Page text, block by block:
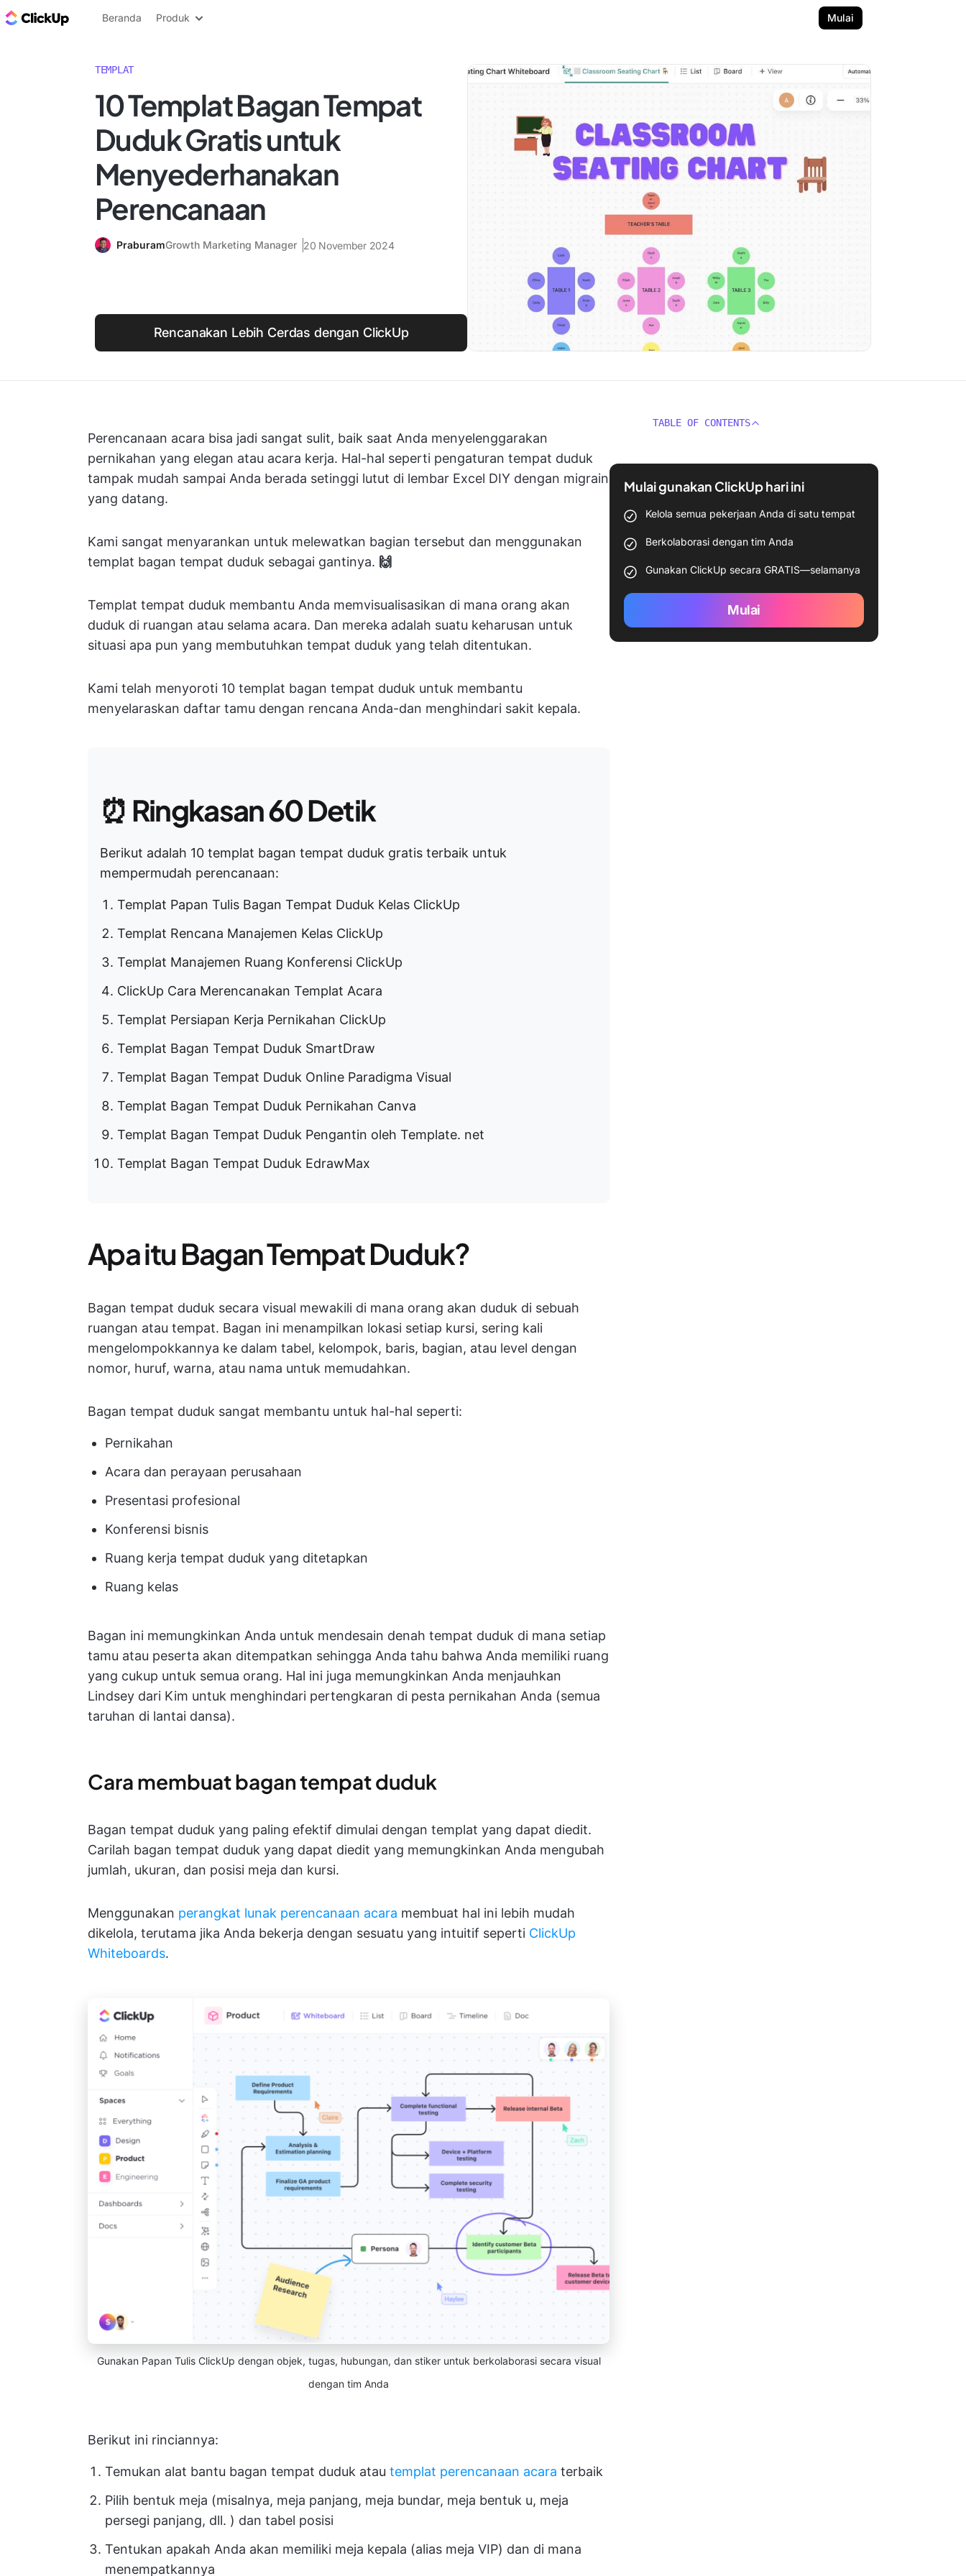
Blog ClickUp
Beranda Produk Mulai
TEMPLAT
10 Templat Bagan Tempat
Duduk Gratis untuk
Menyederhanakan
Perencanaan
PraburamGrowth Marketing Manager 20 November 2024
Rencanakan Lebih Cerdas dengan ClickUp
Perencanaan acara bisa jadi sangat sulit, baik saat Anda menyelenggarakan
pernikahan yang elegan atau acara kerja. Hal-hal seperti pengaturan tempat duduk
tampak mudah sampai Anda berada setinggi lutut di lembar Excel DIY dengan migrain
yang datang.
Kami sangat menyarankan untuk melewatkan bagian tersebut dan menggunakan
templat bagan tempat duduk sebagai gantinya. 🙌
Templat tempat duduk membantu Anda memvisualisasikan di mana orang akan
duduk di ruangan atau selama acara. Dan mereka adalah suatu keharusan untuk
situasi apa pun yang membutuhkan tempat duduk yang telah ditentukan.
Kami telah menyoroti 10 templat bagan tempat duduk untuk membantu
menyelaraskan daftar tamu dengan rencana Anda-dan menghindari sakit kepala.
⏰ Ringkasan 60 Detik
Berikut adalah 10 templat bagan tempat duduk gratis terbaik untuk
mempermudah perencanaan:
Templat Papan Tulis Bagan Tempat Duduk Kelas ClickUp
Templat Rencana Manajemen Kelas ClickUp
Templat Manajemen Ruang Konferensi ClickUp
ClickUp Cara Merencanakan Templat Acara
Templat Persiapan Kerja Pernikahan ClickUp
Templat Bagan Tempat Duduk SmartDraw
Templat Bagan Tempat Duduk Online Paradigma Visual
Templat Bagan Tempat Duduk Pernikahan Canva
Templat Bagan Tempat Duduk Pengantin oleh Template. net
Templat Bagan Tempat Duduk EdrawMax
Apa itu Bagan Tempat Duduk?
Bagan tempat duduk secara visual mewakili di mana orang akan duduk di sebuah
ruangan atau tempat. Bagan ini menampilkan lokasi setiap kursi, sering kali
mengelompokkannya ke dalam tabel, kelompok, baris, bagian, atau level dengan
nomor, huruf, warna, atau nama untuk memudahkan.
Bagan tempat duduk sangat membantu untuk hal-hal seperti:
Pernikahan
Acara dan perayaan perusahaan
Presentasi profesional
Konferensi bisnis
Ruang kerja tempat duduk yang ditetapkan
Ruang kelas
Bagan ini memungkinkan Anda untuk mendesain denah tempat duduk di mana setiap
tamu atau peserta akan ditempatkan sehingga Anda tahu bahwa Anda memiliki ruang
yang cukup untuk semua orang. Hal ini juga memungkinkan Anda menjauhkan
Lindsey dari Kim untuk menghindari pertengkaran di pesta pernikahan Anda (semua
taruhan di lantai dansa).
Cara membuat bagan tempat duduk
Bagan tempat duduk yang paling efektif dimulai dengan templat yang dapat diedit.
Carilah bagan tempat duduk yang dapat diedit yang memungkinkan Anda mengubah
jumlah, ukuran, dan posisi meja dan kursi.
Menggunakan perangkat lunak perencanaan acara membuat hal ini lebih mudah
dikelola, terutama jika Anda bekerja dengan sesuatu yang intuitif seperti ClickUp
Whiteboards.
Gunakan Papan Tulis ClickUp dengan objek, tugas, hubungan, dan stiker untuk berkolaborasi secara visual
dengan tim Anda
Berikut ini rinciannya:
Temukan alat bantu bagan tempat duduk atau templat perencanaan acara terbaik
Pilih bentuk meja (misalnya, meja panjang, meja bundar, meja bentuk u, meja
persegi panjang, dll. ) dan tabel posisi
Tentukan apakah Anda akan memiliki meja kepala (alias meja VIP) dan di mana
menempatkannya
TABLE OF CONTENTS
Mulai gunakan ClickUp hari ini
Kelola semua pekerjaan Anda di satu tempat
Berkolaborasi dengan tim Anda
Gunakan ClickUp secara GRATIS—selamanya
Mulai